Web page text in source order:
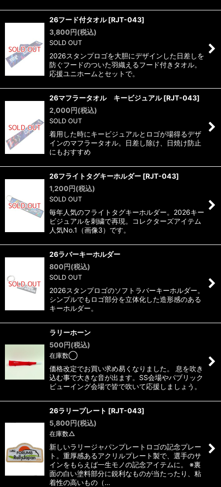
26フード付タオル [RJT-043]
3,800円(税込)
SOLD OUT
2026スタンプロゴを大胆にデザインした日差しを
防ぐフードのついた羽織えるフード付きタオル。
応援ユニホームとセットで。
26マフラータオル キービジュアル [RJT-043]
2,000円(税込)
SOLD OUT
着用した時にキービジュアルとロゴが場得るデザ
インのマフラータオル。日差し除け、日焼け防止
にもおすすめ
26フライトタグキーホルダー [RJT-043]
1,200円(税込)
SOLD OUT
毎年人気のフライトタグキーホルダー。2026キー
ビジュアルを刺繍で再現。コレクターズアイテム
人気No.1（画像3）です。
26ラバーキーホルダー
800円(税込)
SOLD OUT
2026スタンプロゴのソフトラバーキーホルダー。
シンプルでもロゴ部分を立体化した造形感のある
キーホルダー。
ラリーホーン
500円(税込)
在庫数◯
価格改定でお買い求め易くなりました。 息を吹き
込む事で大きな音が出ます。SS会場やパブリック
ビューイング会場で皆で吹いて応援しましょう。
26ラリープレート [RJT-043]
5,800円(税込)
在庫数△
新しいラリージャパンプレートロゴの記念プレー
ト。重厚感あるアクリルプレート製で、選手のサ
インをもらえば一生モノの記念アイテムに。 ※裏
面の白い塗料部分に鋭利なものが当たったり、粘
着性の高いもの（…